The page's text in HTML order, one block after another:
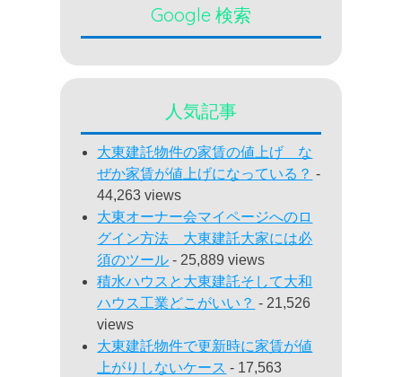
Google 検索
人気記事
大東建託物件の家賃の値上げ な
ぜか家賃が値上げになっている？ -
44,263 views
大東オーナー会マイページへのロ
グイン方法 大東建託大家には必
須のツール - 25,889 views
積水ハウスと大東建託そして大和
ハウス工業どこがいい？ - 21,526
views
大東建託物件で更新時に家賃が値
上がりしないケース - 17,563